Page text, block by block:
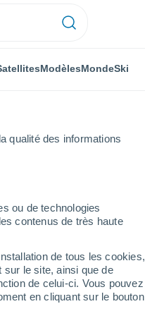
qualité des informations
ou de technologies
contenus de très haute
de tous les cookies,
sur le site, ainsi que de
de celui-ci. Vous pouvez
en cliquant sur le bouton
ModèlesMondeSki